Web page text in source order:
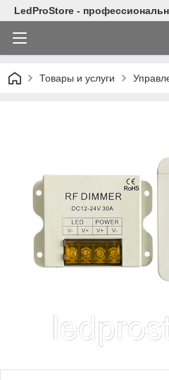
LedProStore -
Товары и услуги